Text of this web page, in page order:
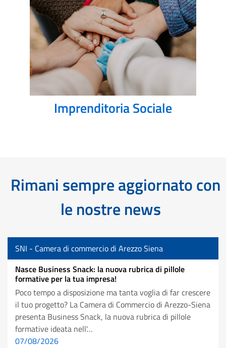
Imprenditoria Sociale
Rimani sempre aggiornato con
le nostre news
SNI - Camera di commercio di Arezzo Siena
Nasce Business Snack: la nuova rubrica di pillole
formative per la tua impresa!
Poco tempo a disposizione ma tanta voglia di far crescere
il tuo progetto? La Camera di Commercio di Arezzo-Siena
presenta Business Snack, la nuova rubrica di pillole
formative ideata nell'…
07/08/2026